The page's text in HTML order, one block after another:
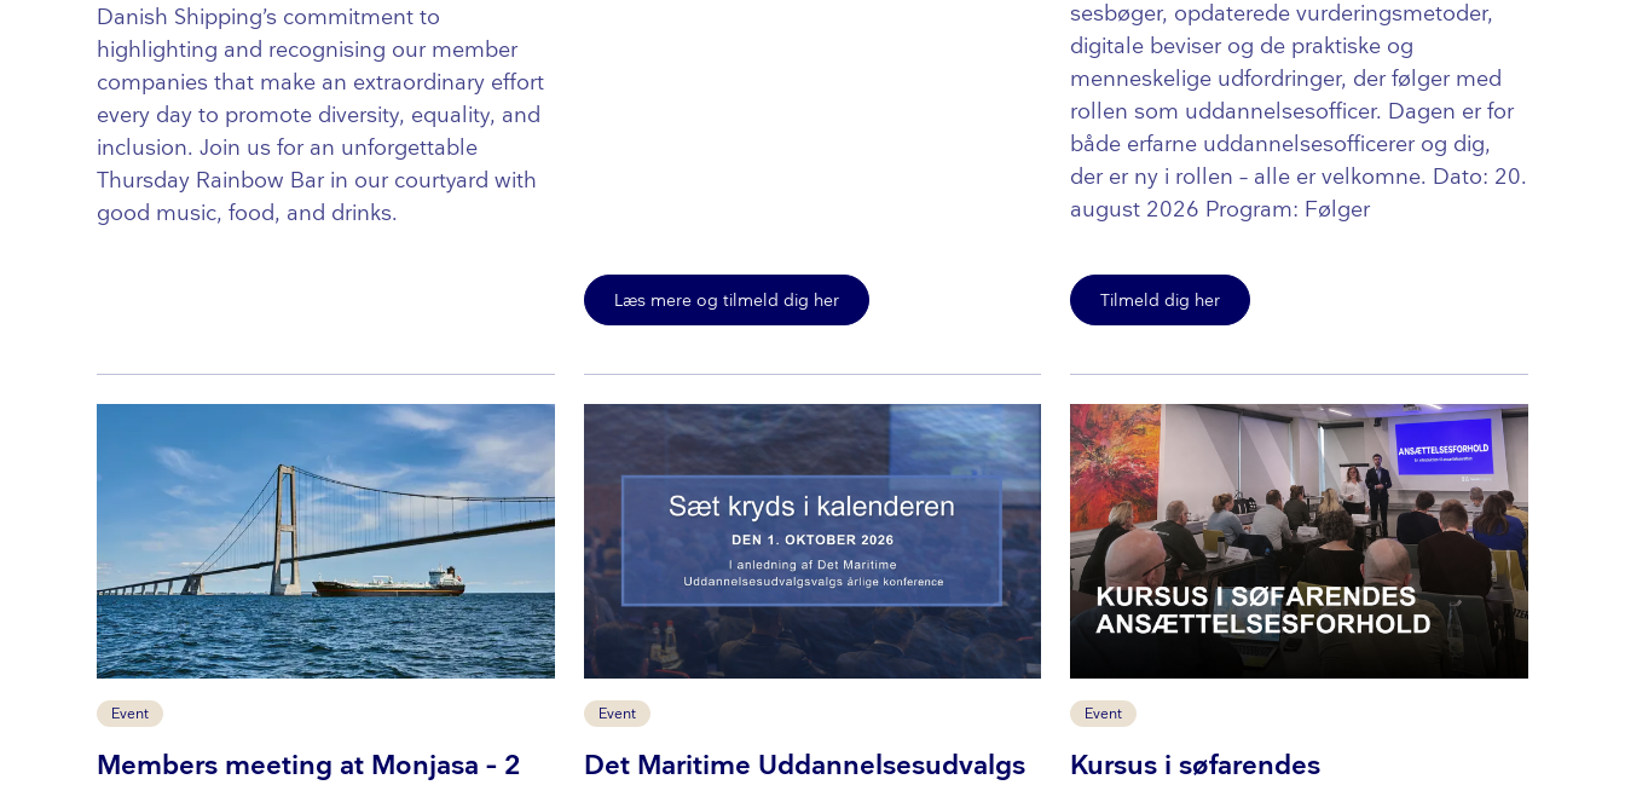
Danish Shipping’s commitment to
highlighting and recognising our member
companies that make an extraordinary effort
every day to promote diversity, equality, and
inclusion. Join us for an unforgettable
Thursday Rainbow Bar in our courtyard with
good music, food, and drinks.
Læs mere og tilmeld dig her
ses­bø­ger, opdaterede vur­de­rings­me­to­der,
digitale beviser og de praktiske og
menneskelige udfordringer, der følger med
rollen som ud­dan­nel­ses­of­fi­cer. Dagen er for
både erfarne ud­dan­nel­ses­of­fi­ce­rer og dig,
der er ny i rollen – alle er velkomne. Dato: 20.
august 2026 Program: Følger
Tilmeld dig her
Event
Members meeting at Monjasa – 2
Event
Det Maritime Uddannelsesudvalgs
Event
Kursus i søfarendes